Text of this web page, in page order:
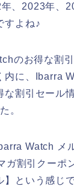
、2023年、
すよね♪
のお得な割
内に、Ibarra
な割引セール
。
Watch メ
ガ割引クーポ
】という感じ